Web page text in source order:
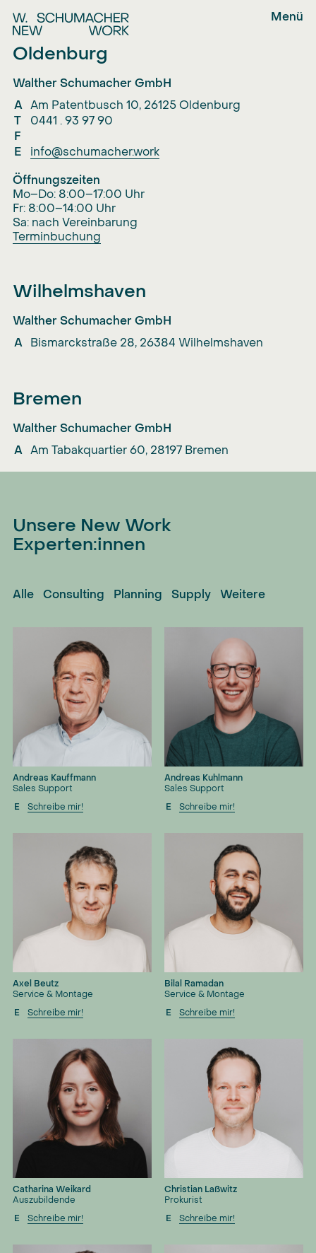
Leistungen
Organisation
Consulting
Projekte
Über uns
Kontakt
Menü
Oldenburg
Walther Schumacher GmbH
A Am Patentbusch 10, 26125 Oldenburg
T
0441 . 93 97 90
F
E
info@schumacher.work
Öffnungszeiten
Mo–Do: 8:00–17:00 Uhr
Fr: 8:00–14:00 Uhr
Sa: nach Vereinbarung
Terminbuchung
Wilhelmshaven
Walther Schumacher GmbH
A Bismarckstraße 28, 26384 Wilhelmshaven
Bremen
Walther Schumacher GmbH
A Am Tabakquartier 60, 28197 Bremen
Unsere New Work
Experten:innen
Alle Consulting Planning Supply Weitere
Andreas Kauffmann
Sales Support
E
Schreibe mir!
Andreas Kuhlmann
Sales Support
E
Schreibe mir!
Axel Beutz
Service & Montage
E
Schreibe mir!
Bilal Ramadan
Service & Montage
E
Schreibe mir!
Catharina Weikard
Auszubildende
E
Schreibe mir!
Christian Laßwitz
Prokurist
E
Schreibe mir!